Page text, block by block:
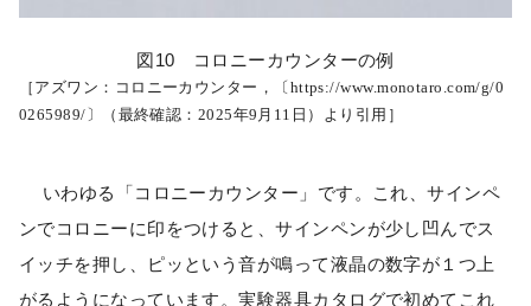
図10 コロニーカウンターの例
［アズワン：コロニーカウンター，〔https://www.monotaro.com/g/0
0265989/〕（最終確認：2025年9月11日）より引用］
いわゆる「コロニーカウンター」です。これ、サインペ
ンでコロニーに印をつけると、サインペンが少し凹んでス
イッチを押し、ピッという音が鳴って液晶の数字が１つ上
がるようになっています。実験器具カタログで初めてこれ